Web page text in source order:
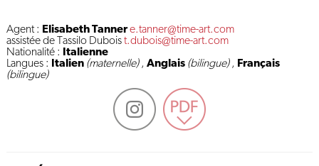
Agent : Elisabeth Tannere.tanner@time-art.com
assistée de Tassilo Duboist.dubois@time-art.com
Nationalité :
Italienne
Langues :
Italien (maternelle), Anglais (bilingue), Français
(bilingue)